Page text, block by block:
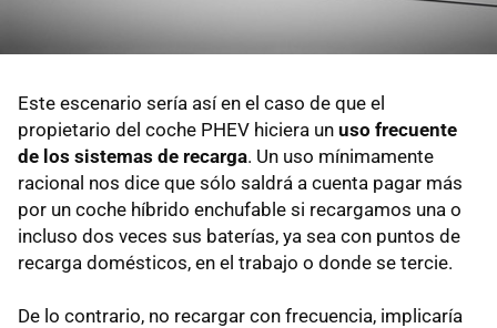
Este escenario sería así en el caso de que el
propietario del coche PHEV hiciera un uso frecuente
de los sistemas de recarga. Un uso mínimamente
racional nos dice que sólo saldrá a cuenta pagar más
por un coche híbrido enchufable si recargamos una o
incluso dos veces sus baterías, ya sea con puntos de
recarga domésticos, en el trabajo o donde se tercie.
De lo contrario, no recargar con frecuencia, implicaría